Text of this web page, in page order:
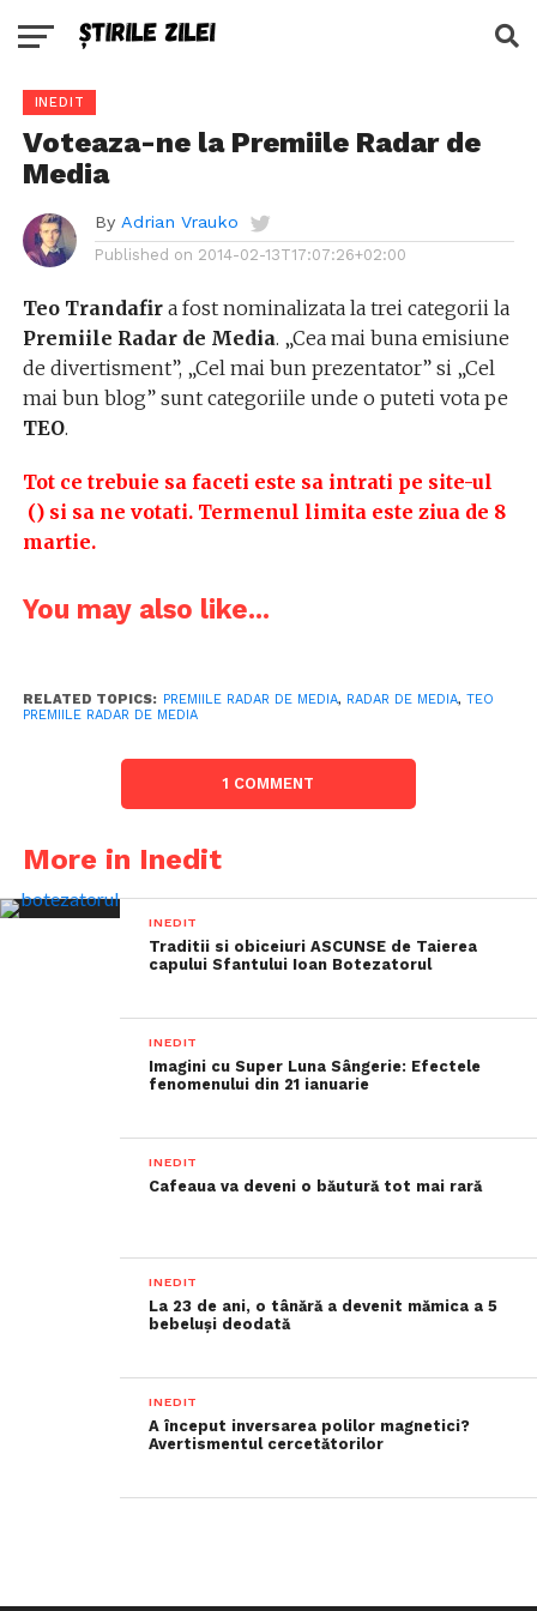
INEDIT
Voteaza-ne la Premiile Radar de
Media
By Adrian Vrauko
Published on 2014-02-13T17:07:26+02:00
Teo Trandafira fost nominalizata la trei categorii la
Premiile Radar de Media. „Cea mai buna emisiune
de divertisment”, „Cel mai bun prezentator” si „Cel
mai bun blog” sunt categoriile unde o puteti vota pe
TEO.
Tot ce trebuie sa faceti este sa intrati pe site-ul
()si sa ne votati. Termenul limita este ziua de 8
martie.
You may also like...
RELATED TOPICS: PREMIILE RADAR DE MEDIA, RADAR DE MEDIA, TEO
PREMIILE RADAR DE MEDIA
1 COMMENT
More in Inedit
INEDIT
Traditii si obiceiuri ASCUNSE de Taierea
capului Sfantului Ioan Botezatorul
INEDIT
Imagini cu Super Luna Sângerie: Efectele
fenomenului din 21 ianuarie
INEDIT
Cafeaua va deveni o băutură tot mai rară
INEDIT
La 23 de ani, o tânără a devenit mămica a 5
bebeluși deodată
INEDIT
A început inversarea polilor magnetici?
Avertismentul cercetătorilor